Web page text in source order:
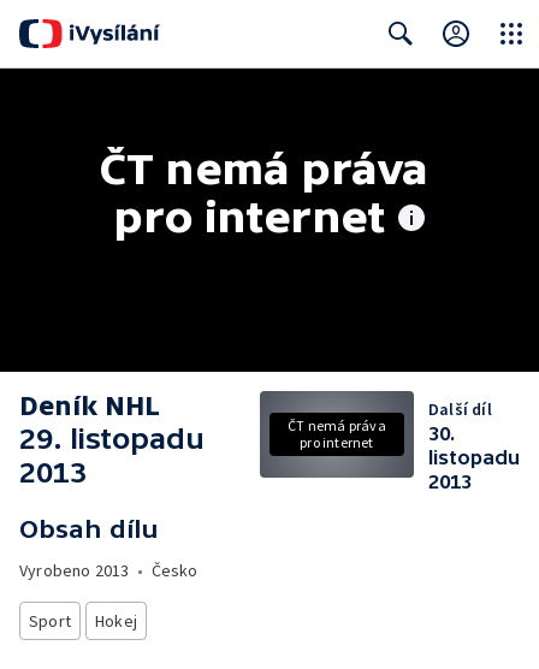
ČT nemá práva
pro internet
Deník NHL
29. listopadu
2013
Obsah dílu
Vyrobeno 2013 • Česko
Sport Hokej
ČT nemá práva
pro internet
Další díl
30.
listopadu
2013